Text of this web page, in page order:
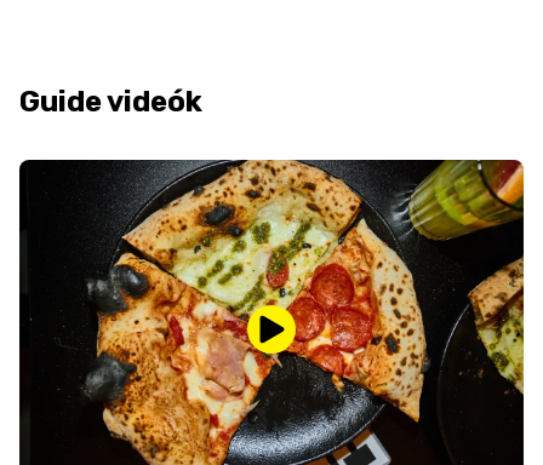
Guide videók